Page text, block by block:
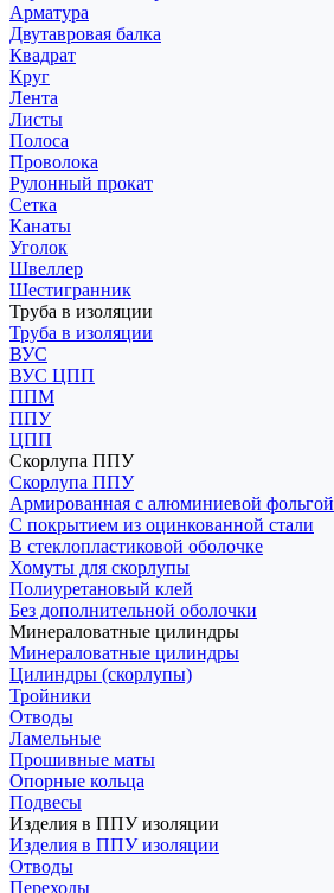
Арматура
Двутавровая балка
Квадрат
Круг
Лента
Листы
Полоса
Проволока
Рулонный прокат
Сетка
Канаты
Уголок
Швеллер
Шестигранник
Труба в изоляции
Труба в изоляции
ВУС
ВУС ЦПП
ППМ
ППУ
ЦПП
Скорлупа ППУ
Скорлупа ППУ
Армированная с алюминиевой фольгой
С покрытием из оцинкованной стали
В стеклопластиковой оболочке
Хомуты для скорлупы
Полиуретановый клей
Без дополнительной оболочки
Минераловатные цилиндры
Минераловатные цилиндры
Цилиндры (скорлупы)
Тройники
Отводы
Ламельные
Прошивные маты
Опорные кольца
Подвесы
Изделия в ППУ изоляции
Изделия в ППУ изоляции
Отводы
Переходы